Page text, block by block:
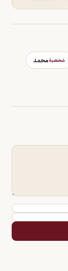
شخصيةمحمد